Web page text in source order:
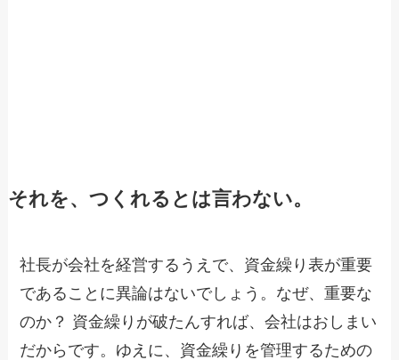
それを、つくれるとは言わない。
社長が会社を経営するうえで、資金繰り表が重要
であることに異論はないでしょう。なぜ、重要な
のか？ 資金繰りが破たんすれば、会社はおしまい
だからです。ゆえに、資金繰りを管理するための